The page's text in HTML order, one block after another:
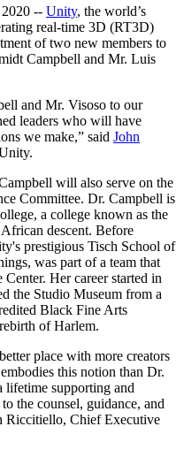
с живыми играми
пользователей
играми
с помощью
командами
онлайн-опыт
в автомобиле
советы
креаторам и инсайдерам
всему миру
заведение
-- Unity, the world’s
real-time 3D (RT3D)
of two new members to
Campbell and Mr. Luis
and Mr. Visoso to our
leaders who will have
we make,” said John
will also serve on the
Committee. Dr. Campbell is
a college known as the
descent. Before
prestigious Tisch School of
was part of a team that
Her career started in
the Studio Museum from a
Black Fine Arts
of Harlem.
place with more creators
this notion than Dr.
lifetime supporting and
the counsel, guidance, and
Riccitiello, Chief Executive